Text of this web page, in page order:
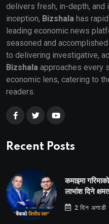
delivers fresh, in-depth,
inception, Bizshala has
leading economic news
seasoned and
to delivering investigative,
Bizshala approaches every
economic lens, catering to
readers.
Recent Posts
कमाइमा
लाभांश दिने
2 दिन अगाडी